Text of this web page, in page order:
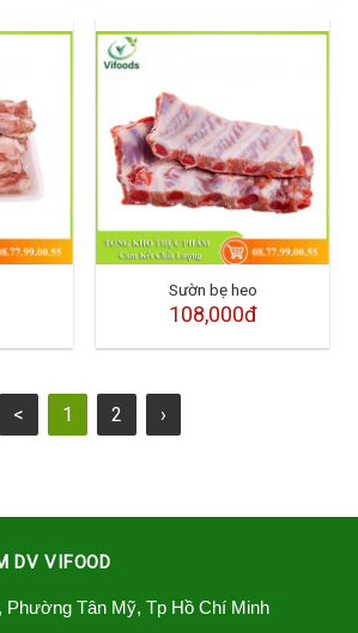
Sườn bẹ heo
108,000đ
< 1 2 ›
DV VIFOOD
Tân Mỹ, Tp Hồ Chí Minh